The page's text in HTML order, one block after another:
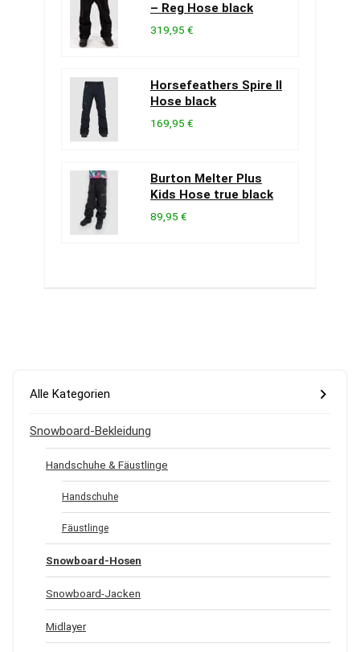
– Reg Hose black
319,95 €
Horsefeathers Spire II
Hose black
169,95 €
Burton Melter Plus
Kids Hose true black
89,95 €
Alle Kategorien
Snowboard-Bekleidung
Handschuhe & Fäustlinge
Handschuhe
Fäustlinge
Snowboard-Hosen
Snowboard-Jacken
Midlayer